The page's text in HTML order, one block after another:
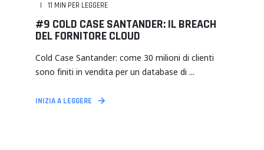
11 MIN PER LEGGERE
#9 COLD CASE SANTANDER: IL BREACH
DEL FORNITORE CLOUD
Cold Case Santander: come 30 milioni di clienti
sono finiti in vendita per un database di ...
INIZIA A LEGGERE